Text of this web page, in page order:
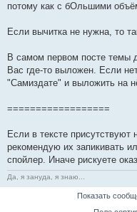
потому как с бОльшими
Если вычитка не нужна, то
В самом первом посте темы
Вас где-то выложен. Если
"Самиздате" и выложить на
==================
Если в тексте
рекомендую их запикивать
спойлер. Иначе рискуете
Да, я зануда, я знаю...
Показать